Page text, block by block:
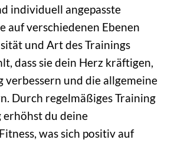
individuell angepasste
auf verschiedenen Ebenen
und Art des Trainings
dass sie dein Herz kräftigen,
und die allgemeine
Durch regelmäßiges Training
du deine
was sich positiv auf